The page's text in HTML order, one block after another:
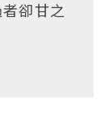
卻甘之